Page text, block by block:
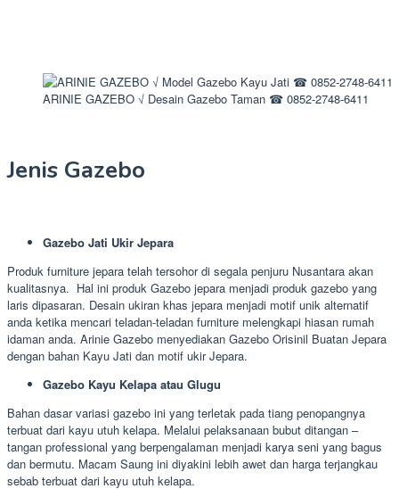
ARINIE GAZEBO √ Desain Gazebo Taman ☎ 0852-2748-6411
Jenis Gazebo
Gazebo Jati Ukir Jepara
Produk furniture jepara telah tersohor di segala penjuru Nusantara akan
kualitasnya. Hal ini produk Gazebo jepara menjadi produk gazebo yang
laris dipasaran. Desain ukiran khas jepara menjadi motif unik alternatif
anda ketika mencari teladan-teladan furniture melengkapi hiasan rumah
idaman anda. Arinie Gazebo menyediakan Gazebo Orisinil Buatan Jepara
dengan bahan Kayu Jati dan motif ukir Jepara.
Gazebo Kayu Kelapa atau Glugu
Bahan dasar variasi gazebo ini yang terletak pada tiang penopangnya
terbuat dari kayu utuh kelapa. Melalui pelaksanaan bubut ditangan –
tangan professional yang berpengalaman menjadi karya seni yang bagus
dan bermutu. Macam Saung ini diyakini lebih awet dan harga terjangkau
sebab terbuat dari kayu utuh kelapa.